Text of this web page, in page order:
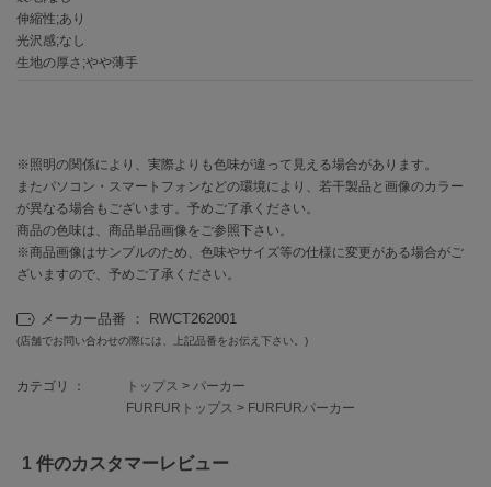
エミ アトリエ
emmi yoga
ey
アイ
FRAY I.D
伸縮性;あり
光沢感;なし
生地の厚さ;やや薄手
※照明の関係により、実際よりも色味が違って見える場合があります。
またパソコン・スマートフォンなどの環境により、若干製品と画像のカラー
が異なる場合もございます。予めご了承ください。
商品の色味は、商品単品画像をご参照下さい。
※商品画像はサンプルのため、色味やサイズ等の仕様に変更がある場合がご
ざいますので、予めご了承ください。
メーカー品番 ： RWCT262001
(店舗でお問い合わせの際には、上記品番をお伝え下さい。)
カテゴリ ： トップス > パーカー
FURFURトップス > FURFURパーカー
1 件のカスタマーレビュー